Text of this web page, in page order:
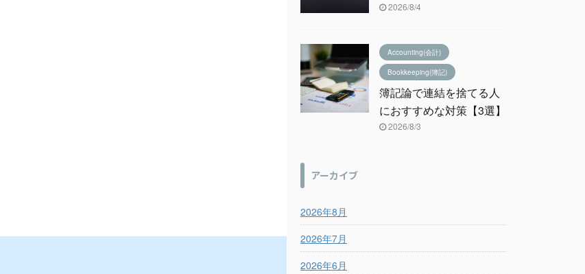
2026/8/4
Accounting(会計)
Bookkeeping(簿記)
簿記論で連結を捨てる人
におすすめな対策【3選】
2026/8/3
アーカイブ
2026年8月
2026年7月
2026年6月